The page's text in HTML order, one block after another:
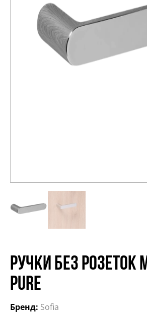
РУЧКИ БЕЗ РОЗЕТОК
PURE
Бренд: Sofia
Распродажа